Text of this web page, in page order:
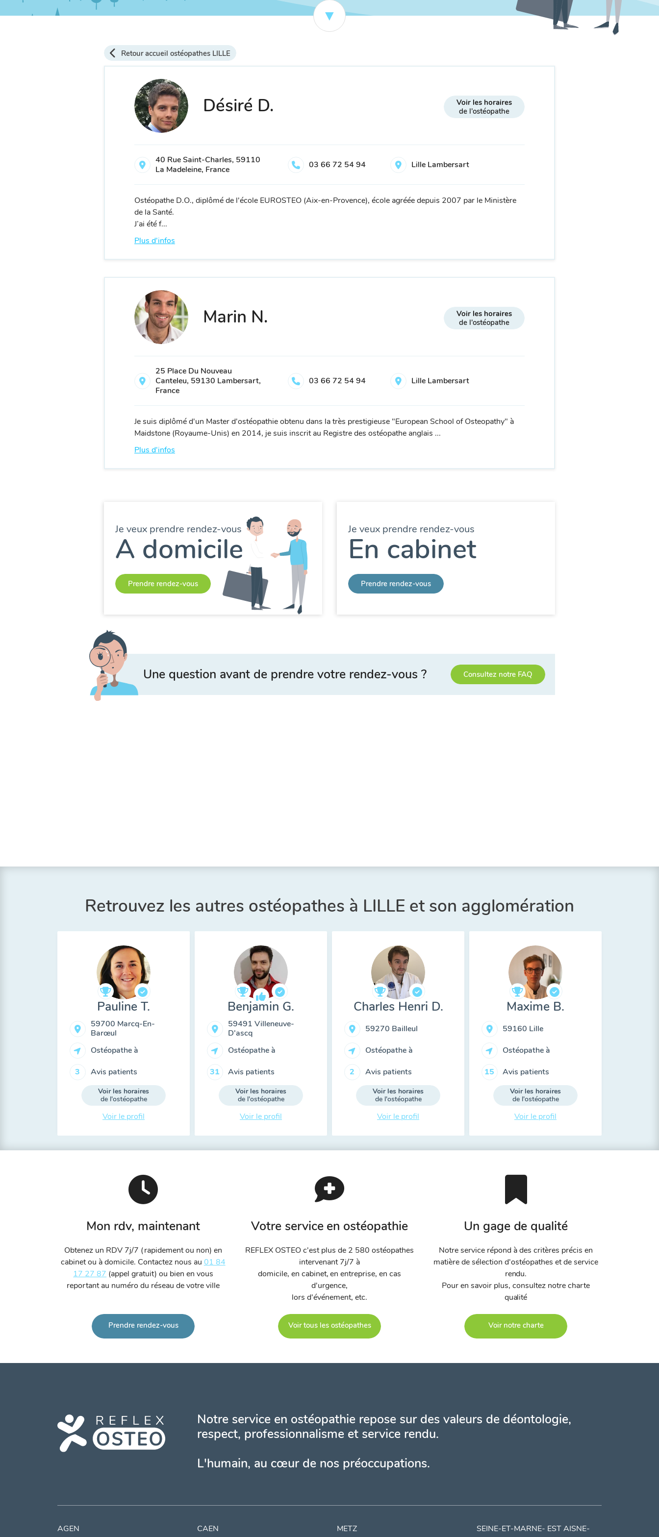
Retour accueil ostéopathes LILLE
Désiré D.
Voir les horaires
de l'ostéopathe
40 Rue Saint-Charles, 59110
La Madeleine, France
03 66 72 54 94 Lille Lambersart
Ostéopathe D.O., diplômé de l'école EUROSTEO (Aix-en-Provence), école agréée depuis 2007 par le Ministère
de la Santé.
J’ai été f...
Plus d'infos
Marin N.
Voir les horaires
de l'ostéopathe
25 Place Du Nouveau
Canteleu, 59130 Lambersart,
France
03 66 72 54 94 Lille Lambersart
Je suis diplômé d'un Master d'ostéopathie obtenu dans la très prestigieuse "European School of Osteopathy" à
Maidstone (Royaume-Unis) en 2014, je suis inscrit au Registre des ostéopathe anglais ...
Plus d'infos
Je veux prendre rendez-vous
A domicile
Prendre rendez-vous
Je veux prendre rendez-vous
En cabinet
Prendre rendez-vous
Une question avant de prendre votre rendez-vous ? Consultez notre FAQ
Retrouvez les autres ostéopathes à LILLE et son agglomération
Pauline T.
59700 Marcq-En-
Barœul
Ostéopathe à
3 Avis patients
Voir les horaires
de l'ostéopathe
Voir le profil
Benjamin G.
59491 Villeneuve-
D'ascq
Ostéopathe à
31 Avis patients
Voir les horaires
de l'ostéopathe
Voir le profil
Charles Henri D.
59270 Bailleul
Ostéopathe à
2 Avis patients
Voir les horaires
de l'ostéopathe
Voir le profil
Maxime B.
59160 Lille
Ostéopathe à
15 Avis patients
Voir les horaires
de l'ostéopathe
Voir le profil
Mon rdv, maintenant
Obtenez un RDV 7j/7 (rapidement ou non) en
cabinet ou à domicile. Contactez nous au 01 84
17 27 87 (appel gratuit) ou bien en vous
reportant au numéro du réseau de votre ville
Prendre rendez-vous
Votre service en ostéopathie
REFLEX OSTEO c'est plus de 2 580 ostéopathes
intervenant 7j/7 à
domicile, en cabinet, en entreprise, en cas
d'urgence,
lors d'événement, etc.
Voir tous les ostéopathes
Un gage de qualité
Notre service répond à des critères précis en
matière de sélection d'ostéopathes et de service
rendu.
Pour en savoir plus, consultez notre charte
qualité
Voir notre charte
Notre service en ostéopathie repose sur des valeurs de déontologie,
respect, professionnalisme et service rendu.
L'humain, au cœur de nos préoccupations.
AGEN CAEN METZ
SEINE-ET-MARNE- EST AISNE-